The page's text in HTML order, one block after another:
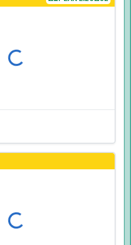
Φόρτωση...
Φόρτωση...